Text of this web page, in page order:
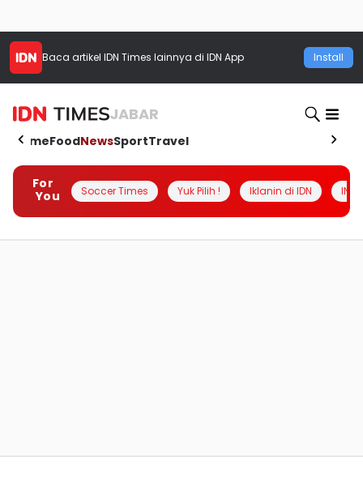
Baca artikel IDN Times lainnya di IDN App Install
JABAR
HomeFoodNewsSportTravel
For
You
Soccer Times Yuk Pilih ! Iklanin di IDN